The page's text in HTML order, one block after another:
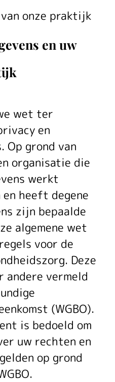
onze praktijk
en uw
wet ter
en
Op grond van
organisatie die
werkt
heeft degene
zijn bepaalde
algemene wet
voor de
Deze
andere vermeld
(WGBO).
is bedoeld om
uw rechten en
op grond